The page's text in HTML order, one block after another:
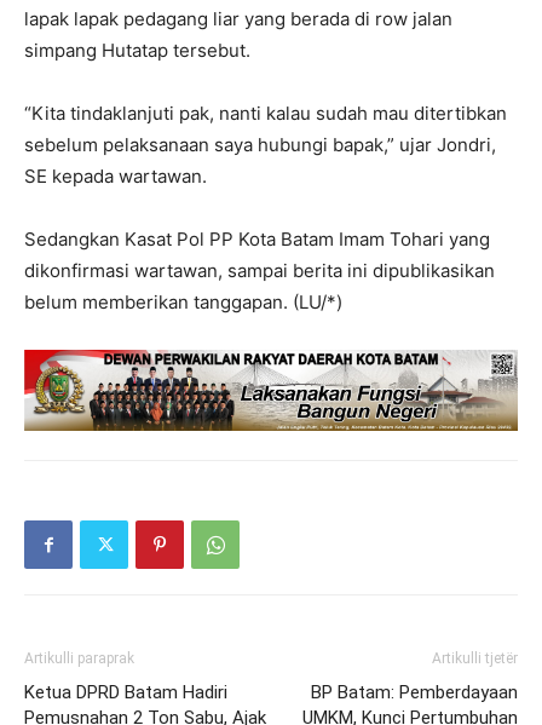
lapak lapak pedagang liar yang berada di row jalan
simpang Hutatap tersebut.
“Kita tindaklanjuti pak, nanti kalau sudah mau ditertibkan
sebelum pelaksanaan saya hubungi bapak,” ujar Jondri,
SE kepada wartawan.
Sedangkan Kasat Pol PP Kota Batam Imam Tohari yang
dikonfirmasi wartawan, sampai berita ini dipublikasikan
belum memberikan tanggapan. (LU/*)
Artikulli paraprak
Ketua DPRD Batam Hadiri
Pemusnahan 2 Ton Sabu, Ajak
Artikulli tjetër
BP Batam: Pemberdayaan
UMKM, Kunci Pertumbuhan